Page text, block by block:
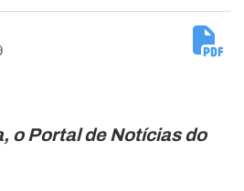
o Portal de Notícias do